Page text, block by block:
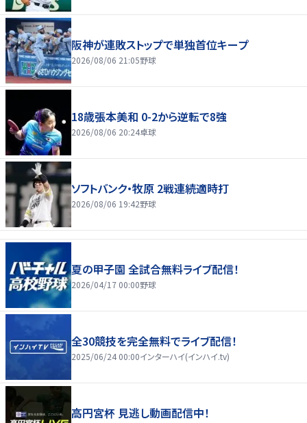
阪神が連敗ストップで単独首位キープ
2026/08/06 21:05野球
18歳張本美和 0-2から逆転で8強
2026/08/06 20:24卓球
ソフトバンク・牧原 2戦連続適時打
2026/08/06 19:42野球
夏の甲子園 全試合無料ライブ配信！
2026/04/17 00:00野球
全30競技を完全無料でライブ配信！
2025/06/24 00:00インターハイ(インハイ.tv)
高円宮杯 見逃し動画配信中！